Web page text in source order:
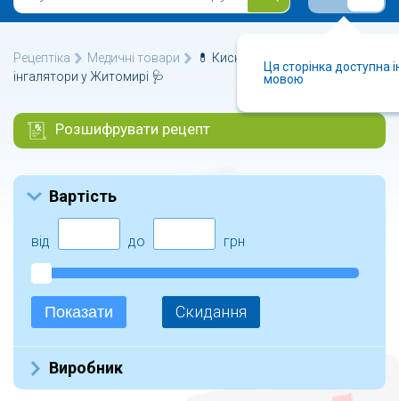
Ця сторінка доступна
мовою
Рецептіка Медичні товари
💊 Кисневі концентратори,
інгалятори у Житомирі 🩺
Розшифрувати рецепт
Вартість
від до грн
Показати Скидання
Виробник